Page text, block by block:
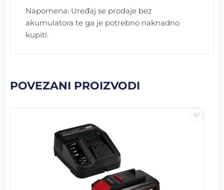
Napomena: Uređaj se prodaje bez
akumulatora te ga je potrebno naknadno
kupiti.
POVEZANI PROIZVODI